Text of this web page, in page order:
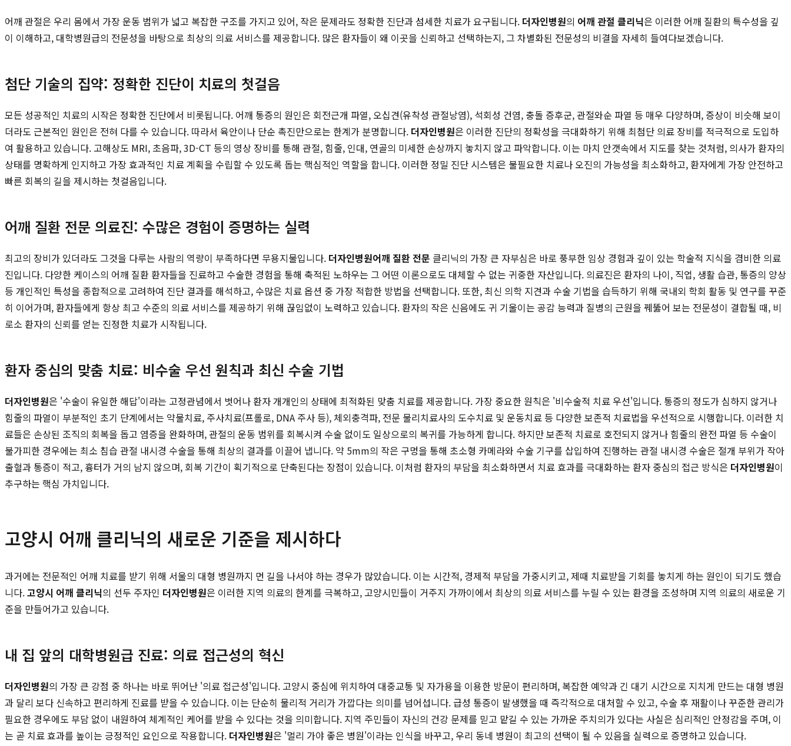
어깨 관절은 우리 몸에서 가장 운동 범위가 넓고 복잡한 구조를 가지고 있어, 작은 문제라도 정확한 진단과 섬세한 치료가 요구됩니다. 더자인병원의 어깨 관절 클리닉은 이러한 어깨 질환의 특수성을 깊
이 이해하고, 대학병원급의 전문성을 바탕으로 최상의 의료 서비스를 제공합니다. 많은 환자들이 왜 이곳을 신뢰하고 선택하는지, 그 차별화된 전문성의 비결을 자세히 들여다보겠습니다.
첨단 기술의 집약: 정확한 진단이 치료의 첫걸음
모든 성공적인 치료의 시작은 정확한 진단에서 비롯됩니다. 어깨 통증의 원인은 회전근개 파열, 오십견(유착성 관절낭염), 석회성 건염, 충돌 증후군, 관절와순 파열 등 매우 다양하며, 증상이 비슷해 보이
더라도 근본적인 원인은 전혀 다를 수 있습니다. 따라서 육안이나 단순 촉진만으로는 한계가 분명합니다. 더자인병원은 이러한 진단의 정확성을 극대화하기 위해 최첨단 의료 장비를 적극적으로 도입하
여 활용하고 있습니다. 고해상도 MRI, 초음파, 3D-CT 등의 영상 장비를 통해 관절, 힘줄, 인대, 연골의 미세한 손상까지 놓치지 않고 파악합니다. 이는 마치 안갯속에서 지도를 찾는 것처럼, 의사가 환자의
상태를 명확하게 인지하고 가장 효과적인 치료 계획을 수립할 수 있도록 돕는 핵심적인 역할을 합니다. 이러한 정밀 진단 시스템은 불필요한 치료나 오진의 가능성을 최소화하고, 환자에게 가장 안전하고
빠른 회복의 길을 제시하는 첫걸음입니다.
어깨 질환 전문 의료진: 수많은 경험이 증명하는 실력
최고의 장비가 있더라도 그것을 다루는 사람의 역량이 부족하다면 무용지물입니다. 더자인병원어깨 질환 전문 클리닉의 가장 큰 자부심은 바로 풍부한 임상 경험과 깊이 있는 학술적 지식을 겸비한 의료
진입니다. 다양한 케이스의 어깨 질환 환자들을 진료하고 수술한 경험을 통해 축적된 노하우는 그 어떤 이론으로도 대체할 수 없는 귀중한 자산입니다. 의료진은 환자의 나이, 직업, 생활 습관, 통증의 양상
등 개인적인 특성을 종합적으로 고려하여 진단 결과를 해석하고, 수많은 치료 옵션 중 가장 적합한 방법을 선택합니다. 또한, 최신 의학 지견과 수술 기법을 습득하기 위해 국내외 학회 활동 및 연구를 꾸준
히 이어가며, 환자들에게 항상 최고 수준의 의료 서비스를 제공하기 위해 끊임없이 노력하고 있습니다. 환자의 작은 신음에도 귀 기울이는 공감 능력과 질병의 근원을 꿰뚫어 보는 전문성이 결합될 때, 비
로소 환자의 신뢰를 얻는 진정한 치료가 시작됩니다.
환자 중심의 맞춤 치료: 비수술 우선 원칙과 최신 수술 기법
더자인병원은 '수술이 유일한 해답'이라는 고정관념에서 벗어나 환자 개개인의 상태에 최적화된 맞춤 치료를 제공합니다. 가장 중요한 원칙은 '비수술적 치료 우선'입니다. 통증의 정도가 심하지 않거나
힘줄의 파열이 부분적인 초기 단계에서는 약물치료, 주사치료(프롤로, DNA 주사 등), 체외충격파, 전문 물리치료사의 도수치료 및 운동치료 등 다양한 보존적 치료법을 우선적으로 시행합니다. 이러한 치
료들은 손상된 조직의 회복을 돕고 염증을 완화하며, 관절의 운동 범위를 회복시켜 수술 없이도 일상으로의 복귀를 가능하게 합니다. 하지만 보존적 치료로 호전되지 않거나 힘줄의 완전 파열 등 수술이
불가피한 경우에는 최소 침습 관절 내시경 수술을 통해 최상의 결과를 이끌어 냅니다. 약 5mm의 작은 구멍을 통해 초소형 카메라와 수술 기구를 삽입하여 진행하는 관절 내시경 수술은 절개 부위가 작아
출혈과 통증이 적고, 흉터가 거의 남지 않으며, 회복 기간이 획기적으로 단축된다는 장점이 있습니다. 이처럼 환자의 부담을 최소화하면서 치료 효과를 극대화하는 환자 중심의 접근 방식은 더자인병원이
추구하는 핵심 가치입니다.
고양시 어깨 클리닉의 새로운 기준을 제시하다
과거에는 전문적인 어깨 치료를 받기 위해 서울의 대형 병원까지 먼 길을 나서야 하는 경우가 많았습니다. 이는 시간적, 경제적 부담을 가중시키고, 제때 치료받을 기회를 놓치게 하는 원인이 되기도 했습
니다.고양시 어깨 클리닉의 선두 주자인 더자인병원은 이러한 지역 의료의 한계를 극복하고, 고양시민들이 거주지 가까이에서 최상의 의료 서비스를 누릴 수 있는 환경을 조성하며 지역 의료의 새로운 기
준을 만들어가고 있습니다.
내 집 앞의 대학병원급 진료: 의료 접근성의 혁신
더자인병원의 가장 큰 강점 중 하나는 바로 뛰어난 '의료 접근성'입니다. 고양시 중심에 위치하여 대중교통 및 자가용을 이용한 방문이 편리하며, 복잡한 예약과 긴 대기 시간으로 지치게 만드는 대형 병원
과 달리 보다 신속하고 편리하게 진료를 받을 수 있습니다. 이는 단순히 물리적 거리가 가깝다는 의미를 넘어섭니다. 급성 통증이 발생했을 때 즉각적으로 대처할 수 있고, 수술 후 재활이나 꾸준한 관리가
필요한 경우에도 부담 없이 내원하여 체계적인 케어를 받을 수 있다는 것을 의미합니다. 지역 주민들이 자신의 건강 문제를 믿고 맡길 수 있는 가까운 주치의가 있다는 사실은 심리적인 안정감을 주며, 이
는 곧 치료 효과를 높이는 긍정적인 요인으로 작용합니다. 더자인병원은 '멀리 가야 좋은 병원'이라는 인식을 바꾸고, 우리 동네 병원이 최고의 선택이 될 수 있음을 실력으로 증명하고 있습니다.